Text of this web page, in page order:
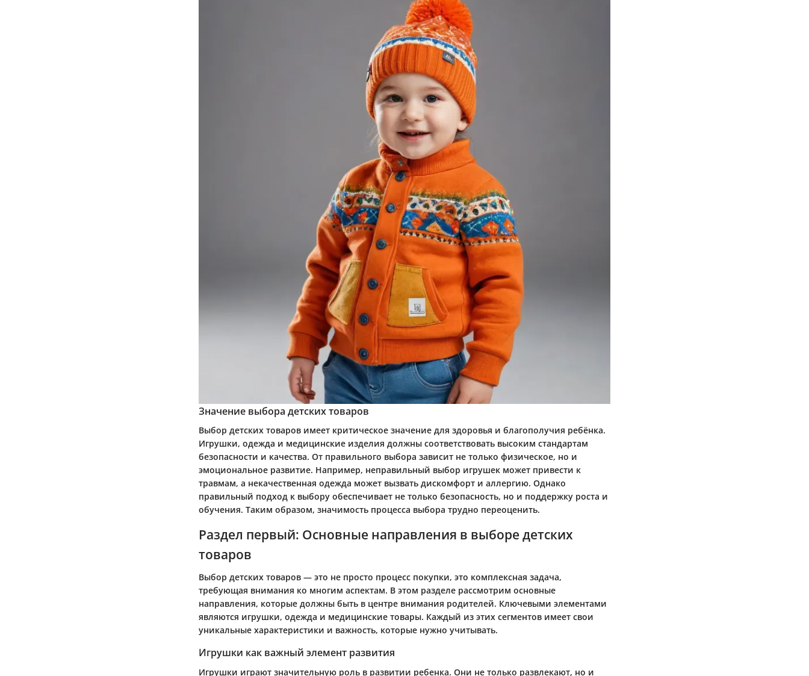
Значение выбора детских товаров
Выбор детских товаров имеет критическое значение для здоровья и благополучия ребёнка.
Игрушки, одежда и медицинские изделия должны соответствовать высоким стандартам
безопасности и качества. От правильного выбора зависит не только физическое, но и
эмоциональное развитие. Например, неправильный выбор игрушек может привести к
травмам, а некачественная одежда может вызвать дискомфорт и аллергию. Однако
правильный подход к выбору обеспечивает не только безопасность, но и поддержку роста и
обучения. Таким образом, значимость процесса выбора трудно переоценить.
Раздел первый: Основные направления в выборе детских
товаров
Выбор детских товаров — это не просто процесс покупки, это комплексная задача,
требующая внимания ко многим аспектам. В этом разделе рассмотрим основные
направления, которые должны быть в центре внимания родителей. Ключевыми элементами
являются игрушки, одежда и медицинские товары. Каждый из этих сегментов имеет свои
уникальные характеристики и важность, которые нужно учитывать.
Игрушки как важный элемент развития
Игрушки играют значительную роль в развитии ребенка. Они не только развлекают, но и